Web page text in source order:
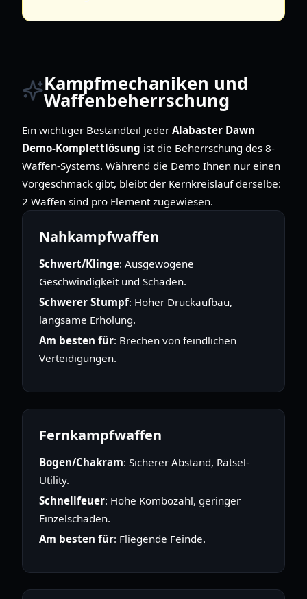
Kampfmechaniken und
Waffenbeherrschung
Ein wichtiger Bestandteil jeder Alabaster Dawn
Demo-Komplettlösung ist die Beherrschung des 8-
Waffen-Systems. Während die Demo Ihnen nur einen
Vorgeschmack gibt, bleibt der Kernkreislauf derselbe:
2 Waffen sind pro Element zugewiesen.
Nahkampfwaffen
Schwert/Klinge: Ausgewogene
Geschwindigkeit und Schaden.
Schwerer Stumpf: Hoher Druckaufbau,
langsame Erholung.
Am besten für: Brechen von feindlichen
Verteidigungen.
Fernkampfwaffen
Bogen/Chakram: Sicherer Abstand, Rätsel-
Utility.
Schnellfeuer: Hohe Kombozahl, geringer
Einzelschaden.
Am besten für: Fliegende Feinde.